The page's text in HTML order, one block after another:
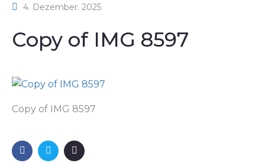
4. Dezember. 2025
Copy of IMG 8597
Copy of IMG 8597